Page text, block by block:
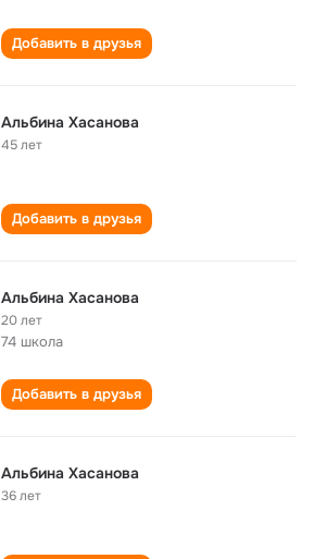
Добавить в друзья
Альбина Хасанова
45 лет
Добавить в друзья
Альбина Хасанова
20 лет
74 школа
Добавить в друзья
Альбина Хасанова
36 лет